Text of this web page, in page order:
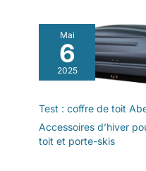
Mai
6
2025
Test : coffre de toit
Accessoires d’hiver
toit et porte-skis